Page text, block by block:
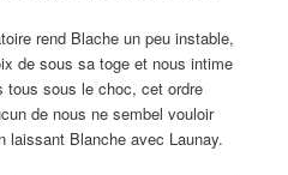
rend Blache un peu instable,
de sous sa toge et nous intime
tous sous le choc, cet ordre
de nous ne sembel vouloir
laissant Blanche avec Launay.